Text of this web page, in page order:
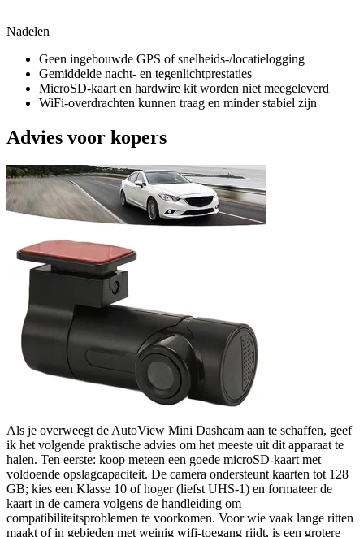
Nadelen
Geen ingebouwde GPS of snelheids-/locatielogging
Gemiddelde nacht- en tegenlichtprestaties
MicroSD-kaart en hardwire kit worden niet meegeleverd
WiFi-overdrachten kunnen traag en minder stabiel zijn
Advies voor kopers
Als je overweegt de AutoView Mini Dashcam aan te schaffen, geef
ik het volgende praktische advies om het meeste uit dit apparaat te
halen. Ten eerste: koop meteen een goede microSD-kaart met
voldoende opslagcapaciteit. De camera ondersteunt kaarten tot 128
GB; kies een Klasse 10 of hoger (liefst UHS-1) en formateer de
kaart in de camera volgens de handleiding om
compatibiliteitsproblemen te voorkomen. Voor wie vaak lange ritten
maakt of in gebieden met weinig wifi-toegang rijdt, is een grotere